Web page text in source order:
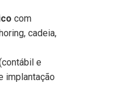
com
cadeia,
e
implantação